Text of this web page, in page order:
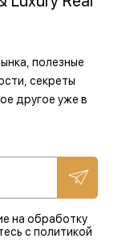
полезные
секреты
другое уже в
на обработку
с политикой